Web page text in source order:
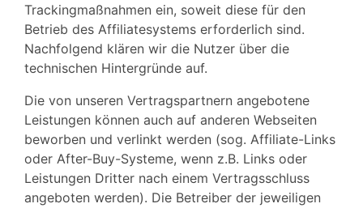
Trackingmaßnahmen ein, soweit diese für den
Betrieb des Affiliatesystems erforderlich sind.
Nachfolgend klären wir die Nutzer über die
technischen Hintergründe auf.
Die von unseren Vertragspartnern angebotene
Leistungen können auch auf anderen Webseiten
beworben und verlinkt werden (sog. Affiliate-Links
oder After-Buy-Systeme, wenn z.B. Links oder
Leistungen Dritter nach einem Vertragsschluss
angeboten werden). Die Betreiber der jeweiligen